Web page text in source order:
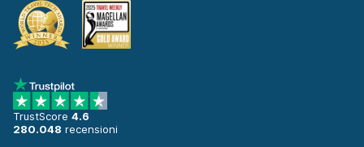
TrustScore 4.6
280.048 recensioni